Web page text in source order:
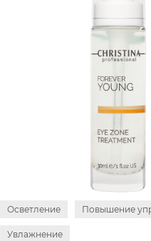
Осветление Повышение
Увлажнение